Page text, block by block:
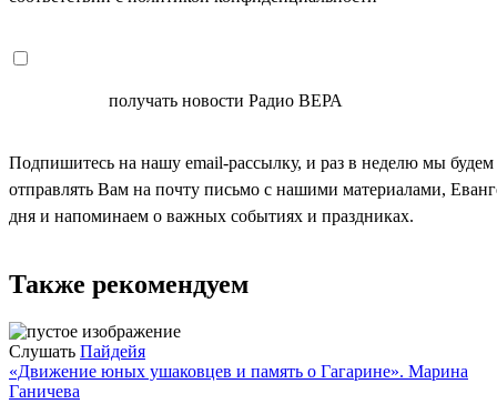
получать новости Радио ВЕРА
Подпишитесь на нашу email-рассылку, и раз в неделю мы будем
отправлять Вам на почту письмо с нашими материалами,
дня и напоминаем о важных событиях и праздниках.
Также рекомендуем
Слушать Пайдейя
«Движение юных ушаковцев и память о Гагарине». Марина
Ганичева